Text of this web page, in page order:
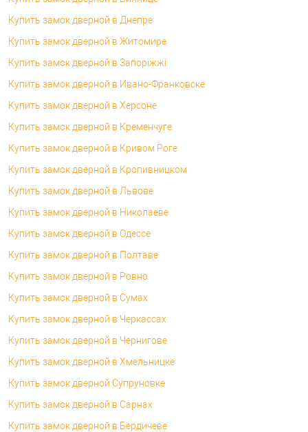
Купить замок дверной в Днепре
Купить замок дверной в Житомире
Купить замок дверной в Запоріжжі
Купить замок дверной в Ивано-Франковске
Купить замок дверной в Херсоне
Купить замок дверной в Кременчуге
Купить замок дверной в Кривом Роге
Купить замок дверной в Кропивницком
Купить замок дверной в Львове
Купить замок дверной в Николаеве
Купить замок дверной в Одессе
Купить замок дверной в Полтаве
Купить замок дверной в Ровно
Купить замок дверной в Сумах
Купить замок дверной в Черкассах
Купить замок дверной в Чернигове
Купить замок дверной в Хмельницке
Купить замок дверной Супруновке
Купить замок дверной в Сарнах
Купить замок дверной в Бердичеве